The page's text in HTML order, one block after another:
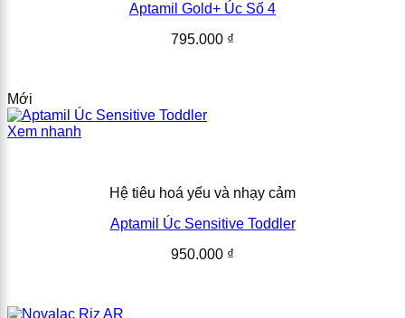
Aptamil Gold+ Úc Số 4
795.000 ₫
Mới
Xem nhanh
Hệ tiêu hoá yếu và nhạy cảm
Aptamil Úc Sensitive Toddler
950.000 ₫